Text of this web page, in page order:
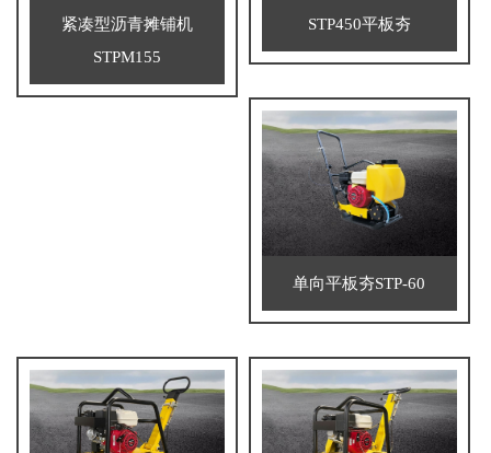
紧凑型沥青摊铺机
STPM155
STP450平板夯
单向平板夯STP-60